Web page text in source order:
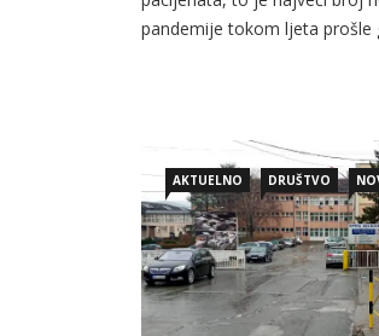
pandemije tokom ljeta prošle
zdravlja i ZZJNP stanje na
AKTUELNO DRUŠTVO